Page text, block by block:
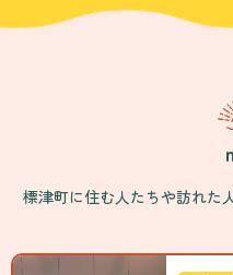
標津町に住む人たちや訪れた